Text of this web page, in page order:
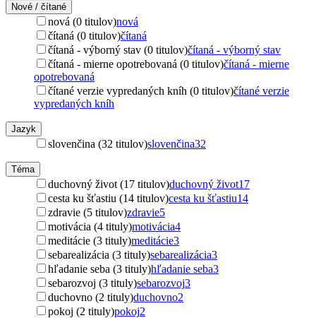
Nové / čítané
nová (0 titulov)nová
čítaná (0 titulov)čítaná
čítaná - výborný stav (0 titulov)čítaná - výborný stav
čítaná - mierne opotrebovaná (0 titulov)čítaná - mierne
opotrebovaná
čítané verzie vypredaných kníh (0 titulov)čítané verzie
vypredaných kníh
Jazyk
slovenčina (32 titulov)slovenčina32
Téma
duchovný život (17 titulov)duchovný život17
cesta ku šťastiu (14 titulov)cesta ku šťastiu14
zdravie (5 titulov)zdravie5
motivácia (4 tituly)motivácia4
meditácie (3 tituly)meditácie3
sebarealizácia (3 tituly)sebarealizácia3
hľadanie seba (3 tituly)hľadanie seba3
sebarozvoj (3 tituly)sebarozvoj3
duchovno (2 tituly)duchovno2
pokoj (2 tituly)pokoj2